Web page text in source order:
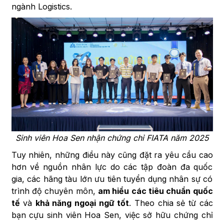
ngành Logistics.
Sinh viên Hoa Sen nhận chứng chỉ FIATA năm 2025
Tuy nhiên, những điều này cũng đặt ra yêu cầu cao
hơn về nguồn nhân lực do các tập đoàn đa quốc
gia, các hãng tàu lớn ưu tiên tuyển dụng nhân sự có
trình độ chuyên môn, am hiểu các tiêu chuẩn quốc
tế và khả năng ngoại ngữ tốt. Theo chia sẻ từ các
bạn cựu sinh viên Hoa Sen, việc sở hữu chứng chỉ